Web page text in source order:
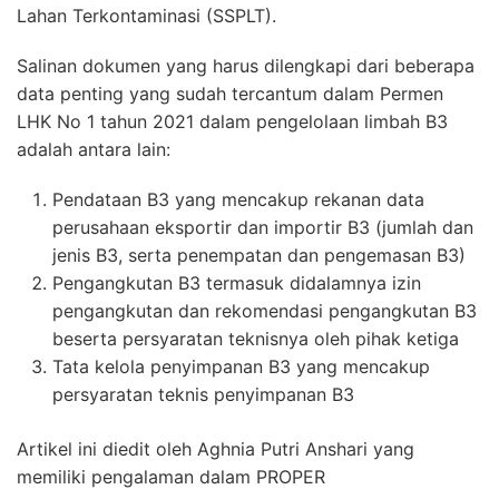
Lahan Terkontaminasi (SSPLT).
Salinan dokumen yang harus dilengkapi dari beberapa
data penting yang sudah tercantum dalam Permen
LHK No 1 tahun 2021 dalam pengelolaan limbah B3
adalah antara lain:
Pendataan B3 yang mencakup rekanan data
perusahaan eksportir dan importir B3 (jumlah dan
jenis B3, serta penempatan dan pengemasan B3)
Pengangkutan B3 termasuk didalamnya izin
pengangkutan dan rekomendasi pengangkutan B3
beserta persyaratan teknisnya oleh pihak ketiga
Tata kelola penyimpanan B3 yang mencakup
persyaratan teknis penyimpanan B3
Artikel ini diedit oleh Aghnia Putri Anshari yang
memiliki pengalaman dalam PROPER